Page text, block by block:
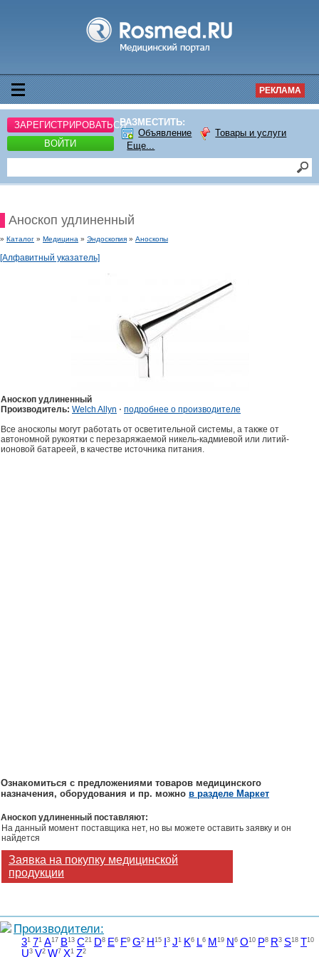
РЕКЛАМА
ЗАРЕГИСТРИРОВАТЬСЯ
ВОЙТИ
РАЗМЕСТИТЬ:
Объявление
Товары и услуги
Еще...
Аноскоп удлиненный
» Каталог » Медицина » Эндоскопия » Аноскопы
[Алфавитный указатель]
Аноскоп удлиненный
Производитель: Welch Allyn ⋅ подробнее о производителе
Все аноскопы могут работать от осветительной системы, а также от
автономной рукоятки с перезаряжаемой никель-кадмиевой или литий-
ионовой батареей, в качестве источника питания.
Ознакомиться с предложениями товаров медицинского
назначения, оборудования и пр. можно в разделе Маркет
Аноскоп удлиненный поставляют:
На данный момент поставщика нет, но вы можете оставить заявку и он
найдется
Заявка на покупку медицинской
продукции
Производители:
31 71 A17 B13 C21 D8 E6 F9 G2 H 15 3 J 1 K6 L6 M 19 N 6 O 10 P8 R3 S18 T10
U3 V2 W7 X1 Z2